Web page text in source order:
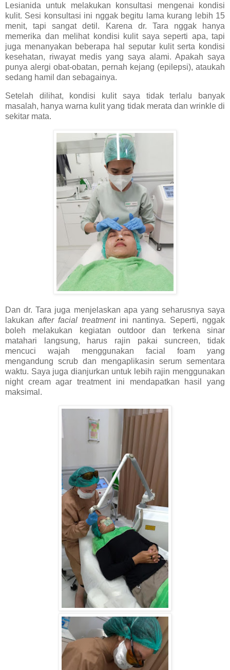
Lesianida untuk melakukan konsultasi mengenai kondisi
kulit. Sesi konsultasi ini nggak begitu lama kurang lebih 15
menit, tapi sangat detil. Karena dr. Tara nggak hanya
memerika dan melihat kondisi kulit saya seperti apa, tapi
juga menanyakan beberapa hal seputar kulit serta kondisi
kesehatan, riwayat medis yang saya alami. Apakah saya
punya alergi obat-obatan, pernah kejang (epilepsi), ataukah
sedang hamil dan sebagainya.
Setelah dilihat, kondisi kulit saya tidak terlalu banyak
masalah, hanya warna kulit yang tidak merata dan wrinkle di
sekitar mata.
Dan dr. Tara juga menjelaskan apa yang seharusnya saya
lakukan after facial treatmentini nantinya. Seperti, nggak
boleh melakukan kegiatan outdoor dan terkena sinar
matahari langsung, harus rajin pakai suncreen, tidak
mencuci wajah menggunakan facial foam yang
mengandung scrub dan mengaplikasin serum sementara
waktu. Saya juga dianjurkan untuk lebih rajin menggunakan
night cream agar treatment ini mendapatkan hasil yang
maksimal.